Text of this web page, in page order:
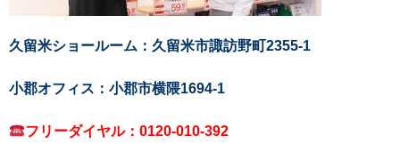
久留米ショールーム：久留米市諏訪野町2355-1
小郡オフィス：小郡市横隈1694-1
フリーダイヤル：0120-010-392